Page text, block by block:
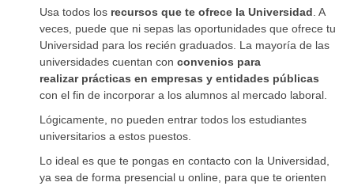
Usa todos los recursos que te ofrece la Universidad . A
veces, puede que ni sepas las oportunidades que ofrece tu
Universidad para los recién graduados. La mayoría de las
universidades cuentan con convenios para
realizar prácticas en empresas y entidades públicas
con el fin de incorporar a los alumnos al mercado laboral.
Lógicamente, no pueden entrar todos los estudiantes
universitarios a estos puestos.
Lo ideal es que te pongas en contacto con la Universidad,
ya sea de forma presencial u online, para que te orienten